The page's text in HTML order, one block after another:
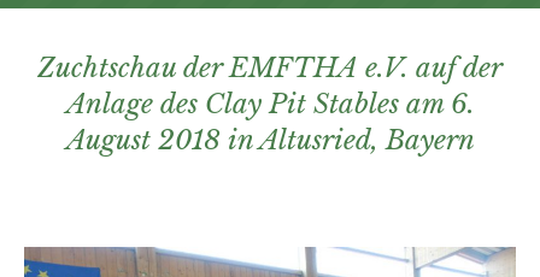
Zuchtschau der EMFTHA e.V. auf der
Anlage des Clay Pit Stables am 6.
August 2018 in Altusried, Bayern